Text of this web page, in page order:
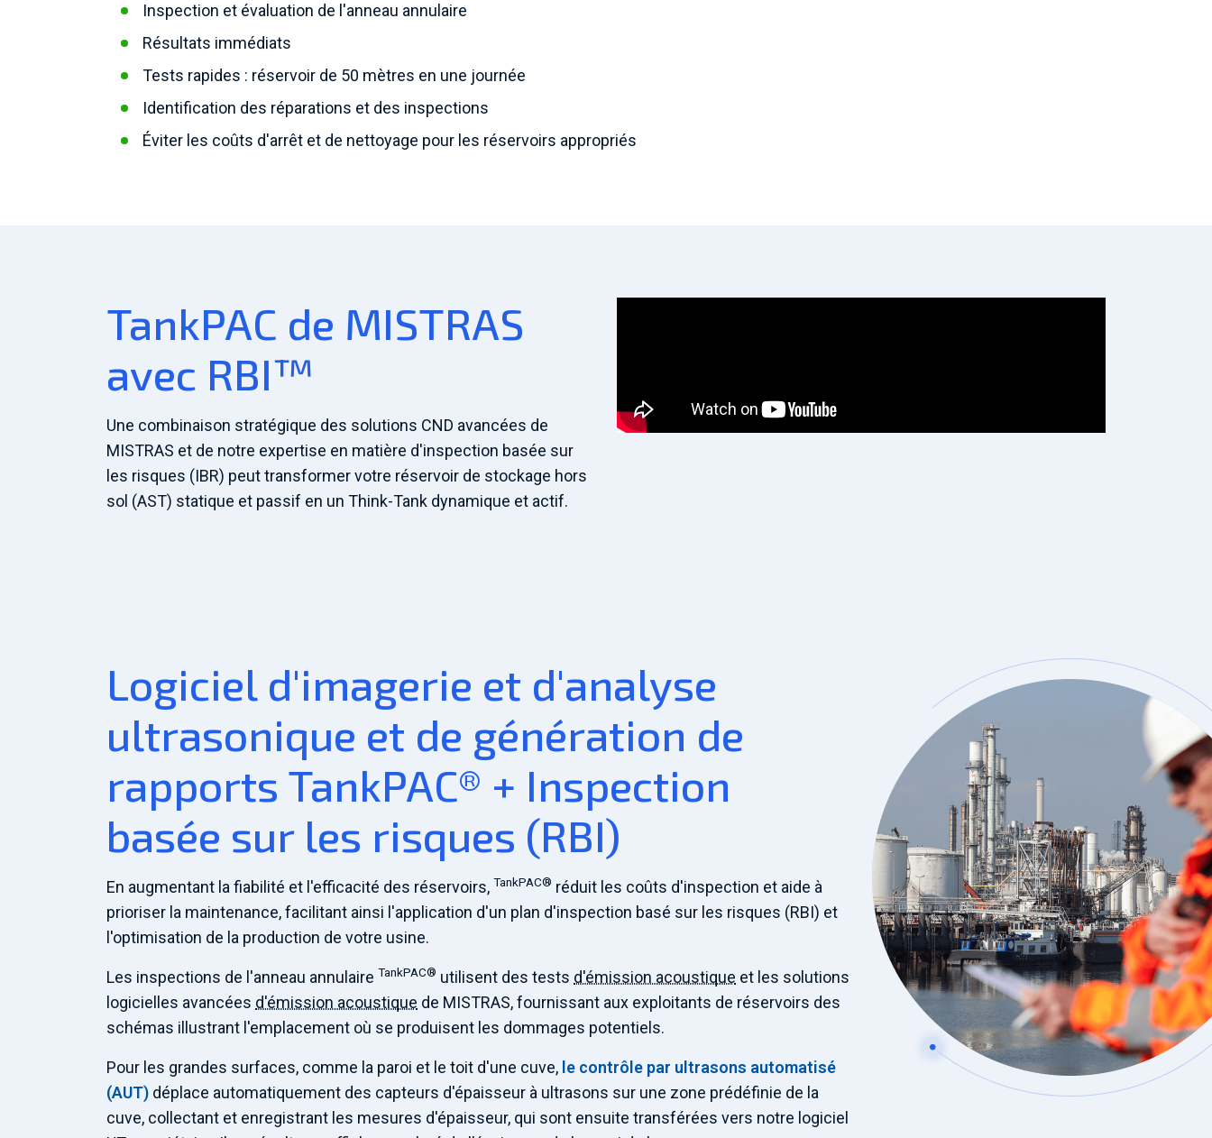
Inspection et évaluation de l'anneau annulaire
Résultats immédiats
Tests rapides : réservoir de 50 mètres en une journée
Identification des réparations et des inspections
Éviter les coûts d'arrêt et de nettoyage pour les réservoirs appropriés
TankPAC de MISTRAS
avec RBI™
Une combinaison stratégique des solutions CND avancées de
MISTRAS et de notre expertise en matière d'inspection basée sur
les risques (IBR) peut transformer votre réservoir de stockage hors
sol (AST) statique et passif en un Think-Tank dynamique et actif.
Logiciel d'imagerie et d'analyse
ultrasonique et de génération de
rapports TankPAC® + Inspection
basée sur les risques (RBI)
En augmentant la fiabilité et l'efficacité des réservoirs, TankPAC® réduit les coûts d'inspection et aide à
prioriser la maintenance, facilitant ainsi l'application d'un plan d'inspection basé sur les risques (RBI) et
l'optimisation de la production de votre usine.
Les inspections de l'anneau annulaire TankPAC® utilisent des tests d'émission acoustique et les solutions
logicielles avancées d'émission acoustique de MISTRAS, fournissant aux exploitants de réservoirs des
schémas illustrant l'emplacement où se produisent les dommages potentiels.
Pour les grandes surfaces, comme la paroi et le toit d'une cuve, le contrôle par ultrasons automatisé
(AUT) déplace automatiquement des capteurs d'épaisseur à ultrasons sur une zone prédéfinie de la
cuve, collectant et enregistrant les mesures d'épaisseur, qui sont ensuite transférées vers notre logiciel